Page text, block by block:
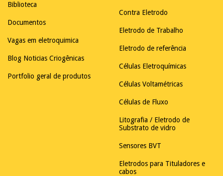
Biblioteca
Documentos
Vagas em eletroquimica
Blog Noticias Criogênicas
Portfolio geral de produtos
Contra Eletrodo
Eletrodo de Trabalho
Eletrodo de referência
Células Eletroquímicas
Células Voltamétricas
Células de Fluxo
Litografia / Eletrodo de
Substrato de vidro
Sensores BVT
Eletrodos para Tituladores e
cabos